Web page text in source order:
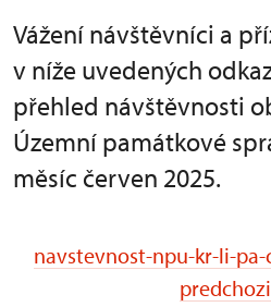
Vážení návštěvníci a
v níže uvedených
přehled návštěvnosti
Územní památkové
měsíc červen 2025.
navstevnost-npu-kr-li-pa-